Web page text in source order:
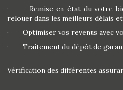
· Remise en état du votre
relouer dans les meilleurs délais
· Optimiser vos revenus avec
· Traitement du dépôt de
Vérification des différentes